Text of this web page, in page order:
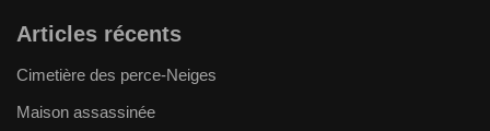
Articles récents
Cimetière des perce-Neiges
Maison assassinée